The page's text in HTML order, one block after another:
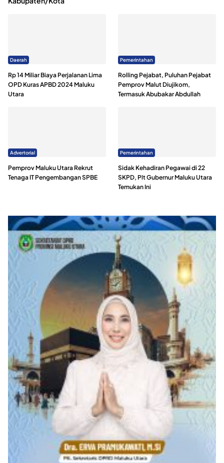
Daerah
Rp 14 Miliar Biaya Perjalanan Lima
OPD Kuras APBD 2024 Maluku
Utara
Pemerintahan
Rolling Pejabat, Puluhan Pejabat
Pemprov Malut Diujikom,
Termasuk Abubakar Abdullah
Advertorial
Pemprov Maluku Utara Rekrut
Tenaga IT Pengembangan SPBE
Pemerintahan
Sidak Kehadiran Pegawai di 22
SKPD, Plt Gubernur Maluku Utara
Temukan Ini